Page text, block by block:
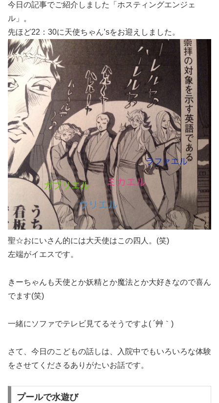
今日の記事でご紹介しました「ホスティングエンジェ
ル」。
先ほど22：30に天使ちゃん’sをお迎えしました。
聖☆おにいさん的には大天使はこの四人。(笑)
左端がイエスです。
きーちゃんも天使とか妖精とか魔法とか大好きなので喜ん
でます(笑)
一緒にソファでテレビ見てるそうですよ( ´艸｀)
さて、今日のこどもの話しは、入院中でもいろいろな体験
をさせてくださるありがたいお話です。
プールで水遊び